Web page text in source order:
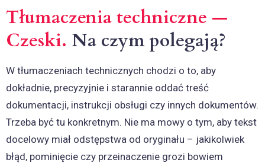
Tłumaczenia techniczne —
Czeski. Na czym polegają?
W tłumaczeniach technicznych chodzi o to, aby
dokładnie, precyzyjnie i starannie oddać treść
dokumentacji, instrukcji obsługi czy innych dokumentów.
Trzeba być tu konkretnym. Nie ma mowy o tym, aby tekst
docelowy miał odstępstwa od oryginału – jakikolwiek
błąd, pominięcie czy przeinaczenie grozi bowiem